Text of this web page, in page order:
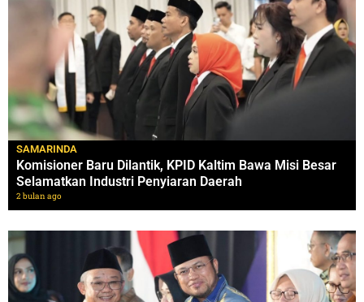
SAMARINDA
Komisioner Baru Dilantik, KPID Kaltim Bawa Misi Besar
Selamatkan Industri Penyiaran Daerah
2 bulan ago